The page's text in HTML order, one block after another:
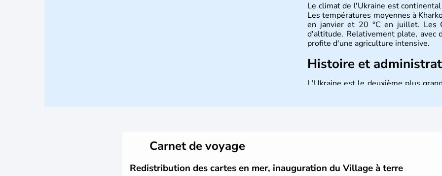
Le climat de l'Ukraine est
Les températures moyennes à
en janvier et 20 °C en juillet. Les
d'altitude. Relativement plate, avec
profite d'une agriculture intensive.
Histoire et
L'Ukraine est le deuxième plus
Carnet de voyage
Redistribution des cartes en mer, inauguration du Village à terre